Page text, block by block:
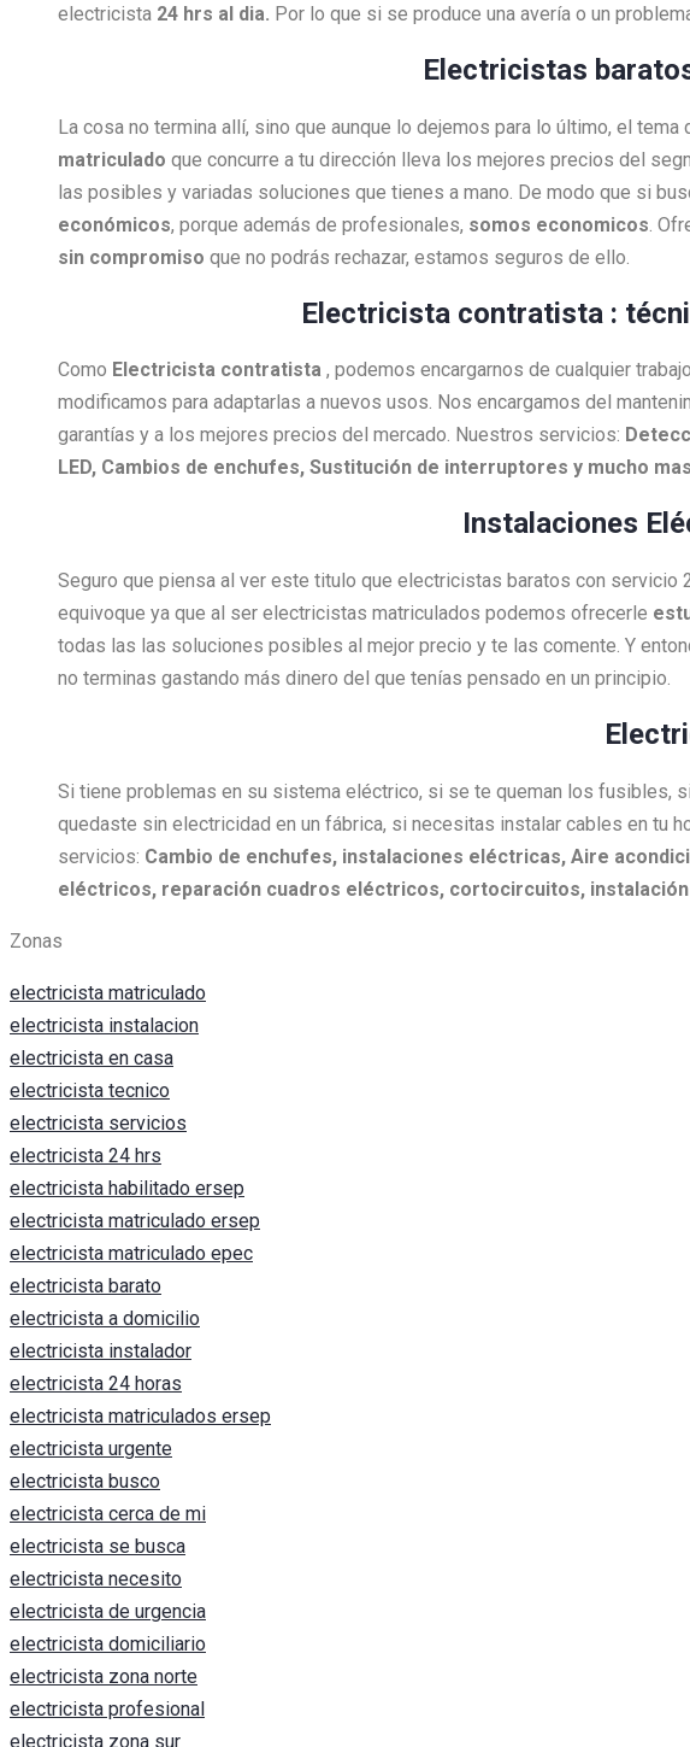
electricista 24 hrs al dia. Por lo que si se produce una avería o un
Electricistas
La cosa no termina allí, sino que aunque lo dejemos para lo último, el
matriculado que concurre a tu dirección lleva los mejores precios del
las posibles y variadas soluciones que tienes a mano. De modo que si
económicos, porque además de profesionales, somos economicos .
sin compromiso que no podrás rechazar, estamos seguros de ello.
Electricista contratista :
Como Electricista contratista , podemos encargarnos de cualquier
modificamos para adaptarlas a nuevos usos. Nos encargamos del
garantías y a los mejores precios del mercado. Nuestros servicios:
LED, Cambios de enchufes, Sustitución de interruptores y mucho mas
Instalaciones
Seguro que piensa al ver este titulo que electricistas baratos con
equivoque ya que al ser electricistas matriculados podemos ofrecerle
todas las las soluciones posibles al mejor precio y te las comente. Y
no terminas gastando más dinero del que tenías pensado en un principio.
Si tiene problemas en su sistema eléctrico, si se te queman los fusibles,
quedaste sin electricidad en un fábrica, si necesitas instalar cables en tu
servicios: Cambio de enchufes, instalaciones eléctricas, Aire
eléctricos, reparación cuadros eléctricos, cortocircuitos, i
Zonas
electricista matriculado
electricista instalacion
electricista en casa
electricista tecnico
electricista servicios
electricista 24 hrs
electricista habilitado ersep
electricista matriculado ersep
electricista matriculado epec
electricista barato
electricista a domicilio
electricista instalador
electricista 24 horas
electricista matriculados ersep
electricista urgente
electricista busco
electricista cerca de mi
electricista se busca
electricista necesito
electricista de urgencia
electricista domiciliario
electricista zona norte
electricista profesional
electricista zona sur